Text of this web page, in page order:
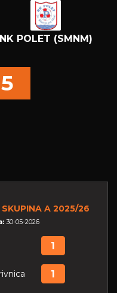
NK POLET (SMNM)
5
SKUPINA A 2025/26
30-05-2026
1
1